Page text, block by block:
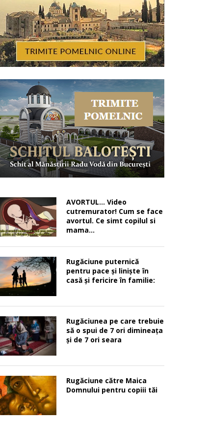
AVORTUL… Video
cutremurator! Cum se face
avortul. Ce simt copilul si
mama…
Rugăciune puternică
pentru pace şi linişte în
casă şi fericire în familie:
Rugăciunea pe care trebuie
să o spui de 7 ori dimineața
și de 7 ori seara
Rugăciune către Maica
Domnului pentru copiii tăi